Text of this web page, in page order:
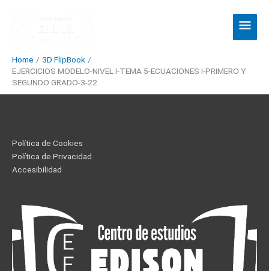
Main
Menu
Home
3D FlipBook
EJERCICIOS MODELO-NIVEL I-TEMA 5-ECUACIONES I-PRIMERO Y
SEGUNDO GRADO-3-22
Política de Cookies
Política de Privacidad
Accesibilidad